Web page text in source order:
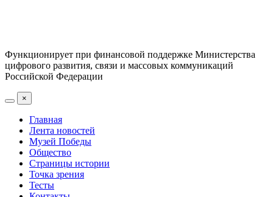
Функционирует при финансовой поддержке Министерства
цифрового развития, связи и массовых коммуникаций
Российской Федерации
×
Главная
Лента новостей
Музей Победы
Общество
Страницы истории
Точка зрения
Тесты